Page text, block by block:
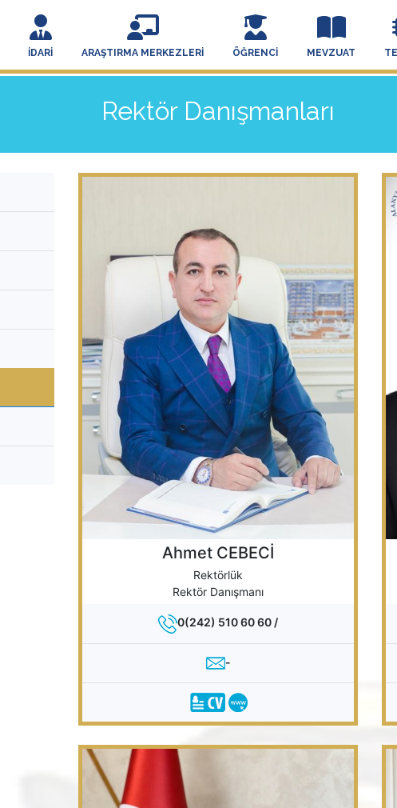
İDARI ARAŞTIRMA MERKEZLERI ÖĞRENCI MEVZUAT
Rektör Danışmanları
Ahmet CEBECİ
Rektörlük
Rektör Danışmanı
0(242) 510 60 60 /
-